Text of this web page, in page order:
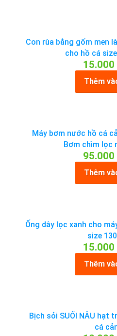
Con rùa bằng gốm men
cho hồ cá
Thêm
Máy bơm nước hồ cá
Bơm chìm lọc
Thêm
Ống dây lọc xanh cho
size
Thêm
Bịch sỏi SUỐI NÂU hạt
cá